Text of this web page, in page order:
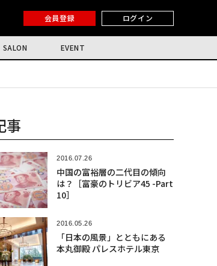
会員登録 ログイン
SALON EVENT
事
2016.07.26
中国の富裕層の二代目の傾向
は？［富豪のトリビア45 -Part
10］
2016.05.26
「日本の風景」とともにある
本丸御殿 パレスホテル東京